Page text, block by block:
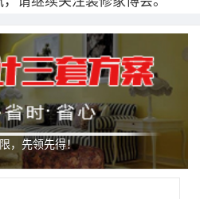
，先领先得！